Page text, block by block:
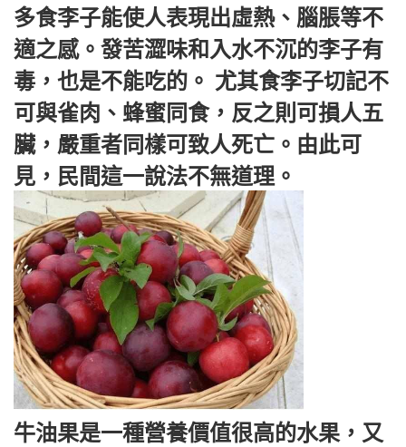
多食李子能使人表現出虛熱、腦脹等不
適之感。發苦澀味和入水不沉的李子有
毒，也是不能吃的。 尤其食李子切記不
可與雀肉、蜂蜜同食，反之則可損人五
臟，嚴重者同樣可致人死亡。由此可
見，民間這一說法不無道理。
牛油果是一種營養價值很高的水果，又